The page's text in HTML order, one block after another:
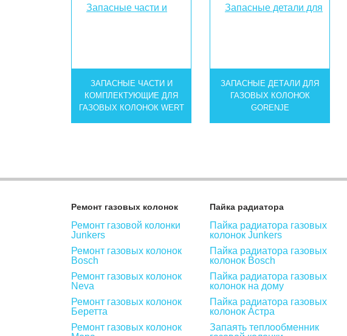
ЗАПАСНЫЕ ЧАСТИ И
КОМПЛЕКТУЮЩИЕ ДЛЯ
ГАЗОВЫХ КОЛОНОК WERT
ЗАПАСНЫЕ ДЕТАЛИ ДЛЯ
ГАЗОВЫХ КОЛОНОК
GORENJE
Ремонт газовых колонок
Ремонт газовой колонки
Junkers
Ремонт газовых колонок
Bosch
Ремонт газовых колонок
Neva
Ремонт газовых колонок
Беретта
Ремонт газовых колонок
Пайка радиатора
Пайка радиатора газовых
колонок Junkers
Пайка радиатора газовых
колонок Bosch
Пайка радиатора газовых
колонок на дому
Пайка радиатора газовых
колонок Астра
Запаять теплообменник